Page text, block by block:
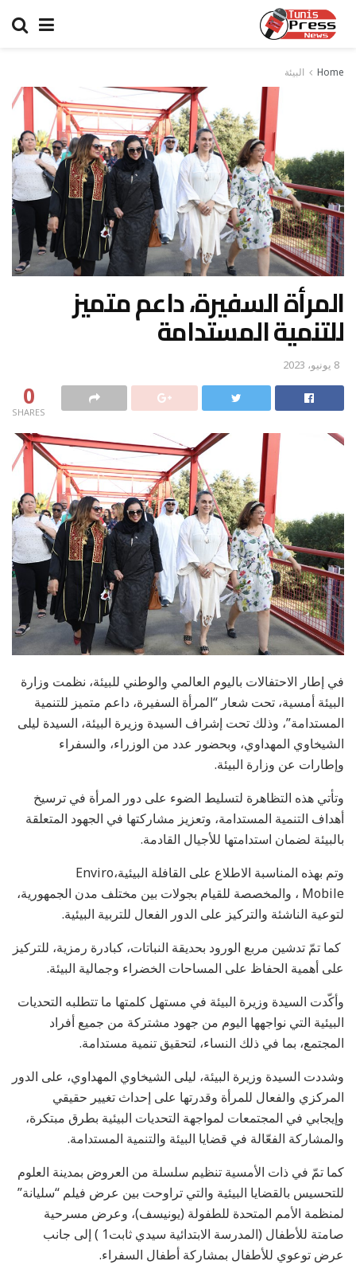
Home البيئة
المرأة السفيرة، داعم متميز
للتنمية المستدامة
8 يونيو، 2023
0
SHARES
في إطار الاحتفالات باليوم العالمي والوطني للبيئة، نظمت وزارة
البيئة أمسية، تحت شعار “المرأة السفيرة، داعم متميز للتنمية
المستدامة”، وذلك تحت إشراف السيدة وزيرة البيئة، السيدة ليلى
الشيخاوي المهداوي، وبحضور عدد من الوزراء، والسفراء
وإطارات عن وزارة البيئة.
وتأتي هذه التظاهرة لتسليط الضوء على دور المرأة في ترسيخ
أهداف التنمية المستدامة، وتعزيز مشاركتها في الجهود المتعلقة
بالبيئة لضمان استدامتها للأجيال القادمة.
وتم بهذه المناسبة الاطلاع على القافلة البيئية،Enviro
Mobile ، والمخصصة للقيام بجولات بين مختلف مدن الجمهورية،
لتوعية الناشئة والتركيز على الدور الفعال للتربية البيئية.
كما تمّ تدشين مربع الورود بحديقة النباتات، كبادرة رمزية، للتركيز
على أهمية الحفاظ على المساحات الخضراء وجمالية البيئة.
وأكّدت السيدة وزيرة البيئة في مستهل كلمتها ما تتطلبه التحديات
البيئية التي نواجهها اليوم من جهود مشتركة من جميع أفراد
المجتمع، بما في ذلك النساء، لتحقيق تنمية مستدامة.
وشددت السيدة وزيرة البيئة، ليلى الشيخاوي المهداوي، على الدور
المركزي والفعال للمرأة وقدرتها على إحداث تغيير حقيقي
وإيجابي في المجتمعات لمواجهة التحديات البيئية بطرق مبتكرة،
والمشاركة الفعّالة في قضايا البيئة والتنمية المستدامة.
كما تمّ في ذات الأمسية تنظيم سلسلة من العروض بمدينة العلوم
للتحسيس بالقضايا البيئية والتي تراوحت بين عرض فيلم “سليانة”
لمنظمة الأمم المتحدة للطفولة (يونيسف)، وعرض مسرحية
صامتة للأطفال (المدرسة الابتدائية سيدي ثابت1 ) إلى جانب
عرض توعوي للأطفال بمشاركة أطفال السفراء.